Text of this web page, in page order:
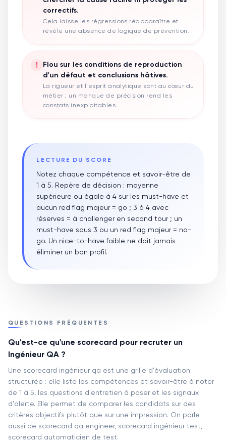
correctifs.
Cela laisse les régressions réapparaître et
révèle une absence de logique de prévention.
!
Flou sur les conditions de reproduction
d'un défaut et conclusions hâtives.
La rigueur et l'esprit analytique sont au cœur du
métier ; un manque de précision rend les
constats inexploitables.
LECTURE DU SCORE
Notez chaque compétence et savoir-être de
1 à 5. Repère de décision : moyenne
supérieure ou égale à 4 sur les must-have et
aucun red flag majeur = go ; 3 à 4 avec
réserves = à challenger en second tour ; un
must-have sous 3 ou un red flag majeur = no-
go. Un nice-to-have faible ne doit jamais
éliminer un bon profil.
QUESTIONS FRÉQUENTES
Qu'est-ce qu'une scorecard pour recruter un
Ingénieur QA ?
Une scorecard ingénieur qa est une grille d'évaluation
structurée : elle liste les compétences et savoir-être à noter
de 1 à 5, les questions d'entretien à poser et les signaux
d'alerte. Elle permet de comparer les candidats sur des
critères objectifs plutôt que sur une impression. On parle
aussi de scorecard qa engineer, scorecard ingénieur test,
scorecard automaticien de test.